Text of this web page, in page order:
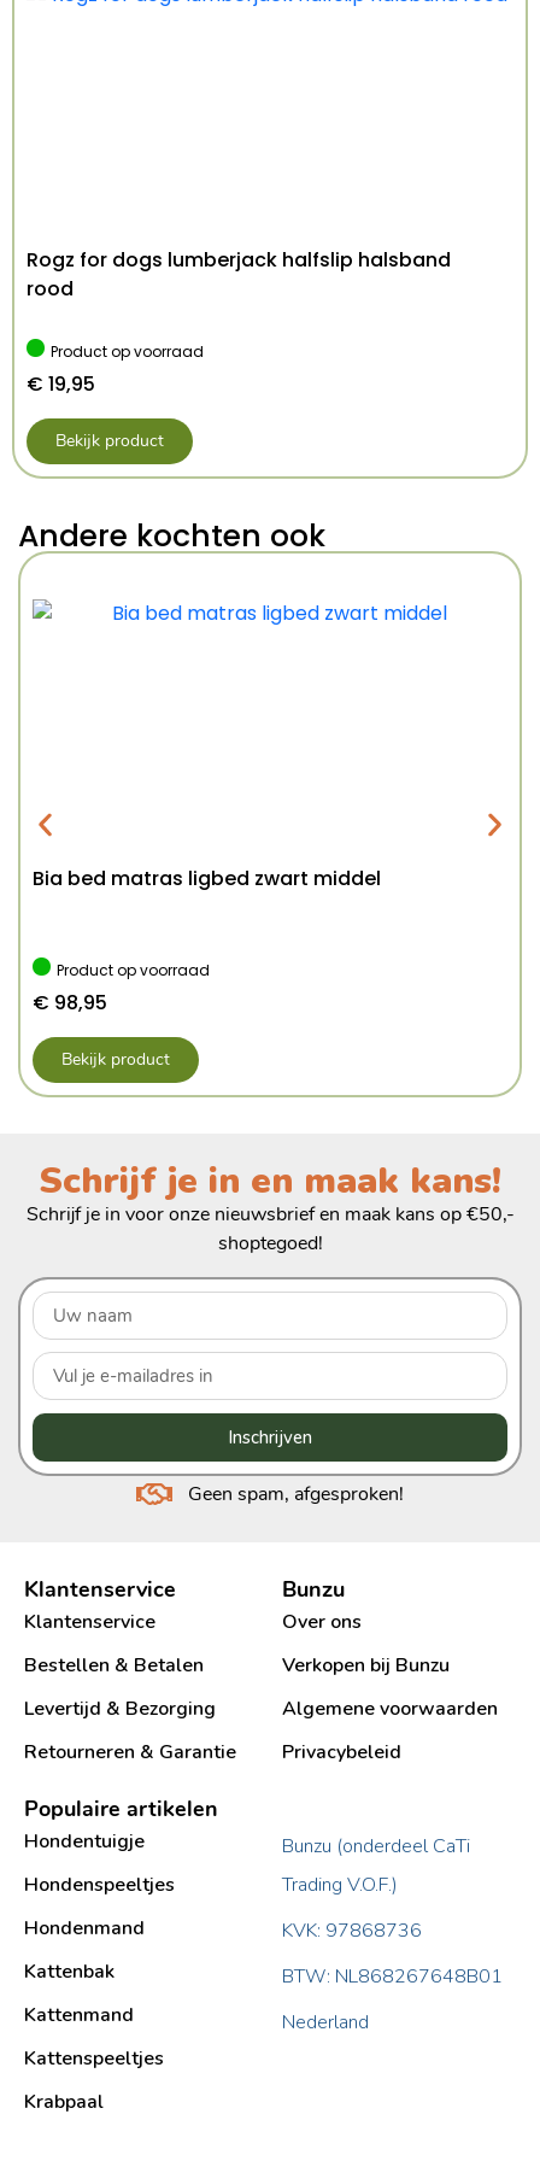
Rogz for dogs lumberjack halfslip halsband
rood
Product op voorraad
€ 19,95
Bekijk product
Andere kochten ook
Bia bed matras ligbed zwart middel
Product op voorraad
€ 98,95
Bekijk product
Schrijf je in en maak kans!
Schrijf je in voor onze nieuwsbrief en maak kans op €50,-
shoptegoed!
Inschrijven
Geen spam, afgesproken!
Klantenservice
Klantenservice
Bestellen & Betalen
Levertijd & Bezorging
Retourneren & Garantie
Bunzu
Over ons
Verkopen bij Bunzu
Algemene voorwaarden
Privacybeleid
Populaire artikelen
Hondentuigje
Hondenspeeltjes
Hondenmand
Kattenbak
Kattenmand
Kattenspeeltjes
Krabpaal​
Bunzu (onderdeel CaTi
Trading V.O.F.)
KVK: 97868736
BTW: NL868267648B01
Nederland